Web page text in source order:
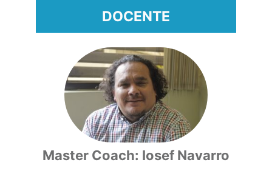
DOCENTE
Master Coach: Iosef Navarro​